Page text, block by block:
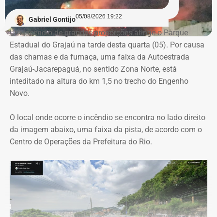
variação entre as propostas apresentadas pelas
empresas concorrentes, além de falhas na elaboração do
termo de referência.
Outro ponto que chamou a atenção dos técnicos foi a
ausência de critérios objetivos para justificar a
contratação da equipe prevista. Em uma das fases do
projeto, o contrato estimava a atuação de 76
superior a R$ 28 mil. Em alguns casos, como o de
consultores especializados, os valores chegavam a quase
R$ 75 mil por profissional, sem que houvesse justificativa
Serviços pagos teriam reaproveitado
dados já existentes
Gabriel Gontijo05/08/2026 19:22
Um incêndio de grandes proporções atinge o Parque
Estadual do Grajaú na tarde desta quarta (05). Por causa
das chamas e da fumaça, uma faixa da Autoestrada
Grajaú-Jacarepaguá, no sentido Zona Norte, está
inteditado na altura do km 1,5 no trecho do Engenho
Novo.
O local onde ocorre o incêndio se encontra no lado direito
da imagem abaixo, uma faixa da pista, de acordo com o
Centro de Operações da Prefeitura do Rio.